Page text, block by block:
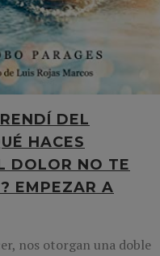
DEL
HACES
DOLOR NO TE
EMPEZAR A
nos otorgan una doble